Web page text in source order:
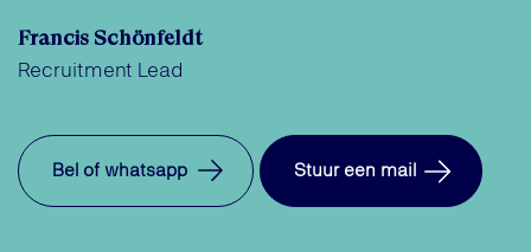
Francis Schönfeldt
Recruitment Lead
Bel of whatsapp Stuur een mail